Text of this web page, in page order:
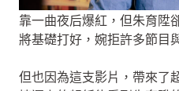
靠一曲夜后爆紅，但朱育陞
將基礎打好，婉拒許多節目
但也因為這支影片，帶來了